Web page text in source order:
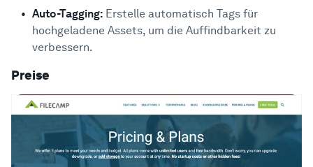
Auto-Tagging: Erstelle automatisch Tags für
hochgeladene Assets, um die Auffindbarkeit zu
verbessern.
Preise